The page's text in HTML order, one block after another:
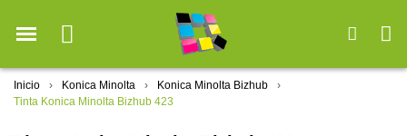
Inicio Konica Minolta
Konica Minolta Bizhub
Tinta Konica Minolta Bizhub 423